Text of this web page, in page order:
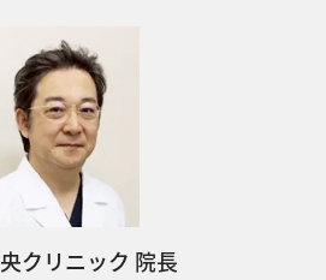
クリニック 院長